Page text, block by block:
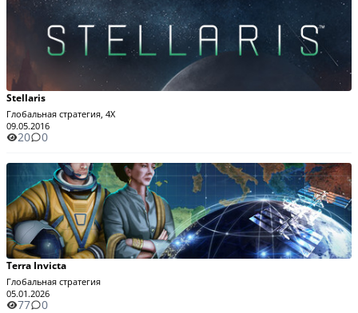
Stellaris
Глобальная стратегия, 4X
09.05.2016
20 0
Terra Invicta
Глобальная стратегия
05.01.2026
77 0